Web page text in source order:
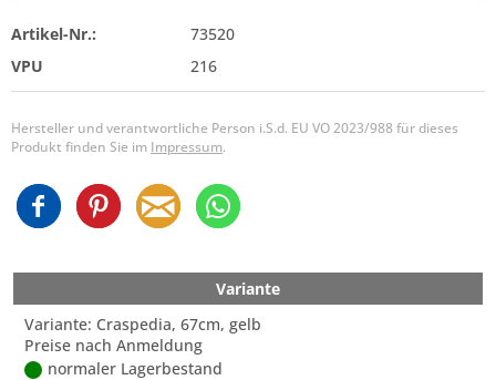
Artikel-Nr.:
73520
VPU
216
Hersteller und verantwortliche Person i.S.d. EU VO 2023/988 für dieses
Produkt finden Sie im Impressum.
Variante
Variante: Craspedia, 67cm, gelb
Preise nach Anmeldung
normaler Lagerbestand